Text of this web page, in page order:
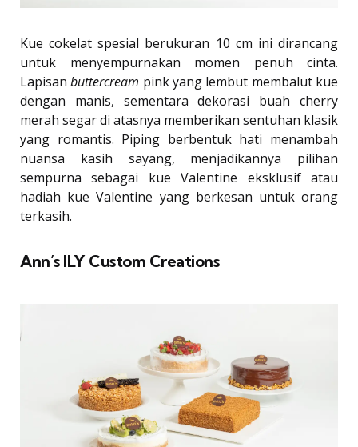
Kue cokelat spesial berukuran 10 cm ini dirancang
untuk menyempurnakan momen penuh cinta.
Lapisanbuttercream pink yang lembut membalut kue
dengan manis, sementara dekorasi buah cherry
merah segar di atasnya memberikan sentuhan klasik
yang romantis. Piping berbentuk hati menambah
nuansa kasih sayang, menjadikannya pilihan
sempurna sebagai kue Valentine eksklusif atau
hadiah kue Valentine yang berkesan untuk orang
terkasih.
Ann’s ILY Custom Creations